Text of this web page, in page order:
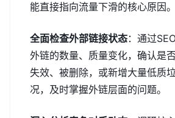
能直接指向流量下滑的核心原因。
全面检查外部链接状态：通过
外链的数量、质量变化，确认是
失效、被删除，或新增大量低质
况，及时掌握外链层面的问题。